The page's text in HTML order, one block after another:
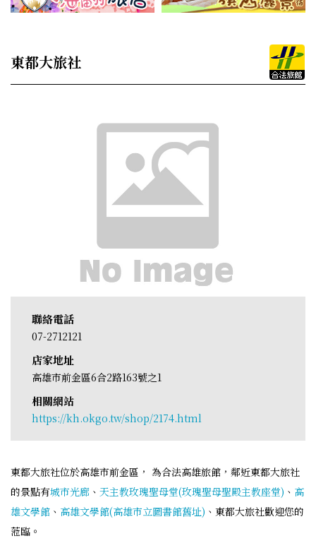
東都大旅社
聯絡電話
07-2712121
店家地址
高雄市前金區6合2路163號之1
相關網站
https://kh.okgo.tw/shop/2174.html
東都大旅社位於高雄市前金區， 為合法高雄旅館，鄰近東都大旅社
的景點有城市光廊 、 天主教玫瑰聖母堂(玫瑰聖母聖殿主教座堂) 、 高
雄文學館 、 高雄文學館(高雄市立圖書館舊址) 、東都大旅社歡迎您的
蒞臨。